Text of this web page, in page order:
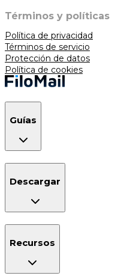
Términos y políticas
Política de privacidad
Términos de servicio
Protección de datos
Política de cookies
Guías
Descargar
Recursos